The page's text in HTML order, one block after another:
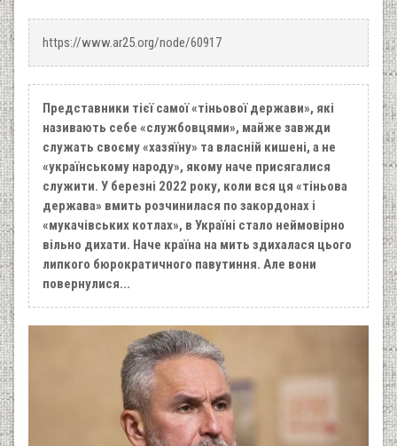
https://www.ar25.org/node/60917
Представники тієї самої «тіньової держави», які
називають себе «службовцями», майже завжди
служать своєму «хазяїну» та власній кишені, а не
«українському народу», якому наче присягалися
служити. У березні 2022 року, коли вся ця «тіньова
держава» вмить розчинилася по закордонах і
«мукачівських котлах», в Україні стало неймовірно
вільно дихати. Наче країна на мить здихалася цього
липкого бюрократичного павутиння. Але вони
повернулися...